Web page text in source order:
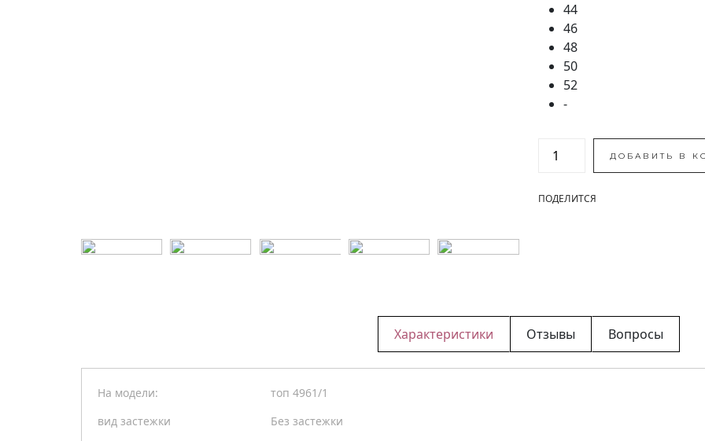
44
46
48
50
52
-
ДОБАВИТЬ В
ПОДЕЛИТСЯ
Характеристики Отзывы Вопросы
На модели:
топ 4961/1
вид застежки
Без застежки